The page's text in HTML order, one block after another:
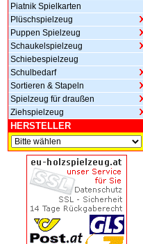
Piatnik Spielkarten
Plüschspielzeug
Puppen Spielzeug
Schaukelspielzeug
Schiebespielzeug
Schulbedarf
Sortieren & Stapeln
Spielzeug für draußen
Ziehspielzeug
HERSTELLER